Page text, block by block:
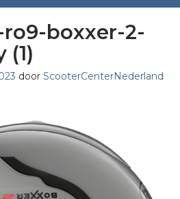
boxxer-2-
(1)
door ScooterCenterNederland